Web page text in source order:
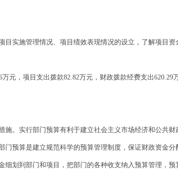
实施管理情况、项目绩效表现情况的设立，了解项目资
元，项目支出拨款82.82万元，财政拨款经费支出620.29
。实行部门预算有利于建立社会主义市场经济和公共
预算是建立规范科学的预算管理制度，保证财政资金
划到部门和项目，把部门的各种收支纳入预算管理，